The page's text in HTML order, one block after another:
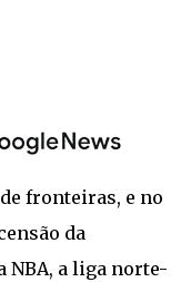
fronteiras, e no
da
NBA, a liga norte-